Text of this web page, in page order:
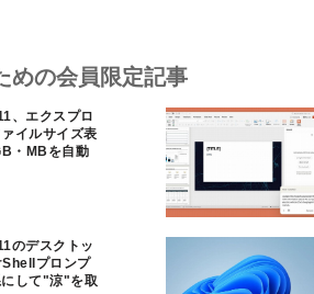
めの会員限定記事
、エクスプロ
イルサイズ表
・MBを自動
のデスクトッ
プロンプ
にして"涼"を取